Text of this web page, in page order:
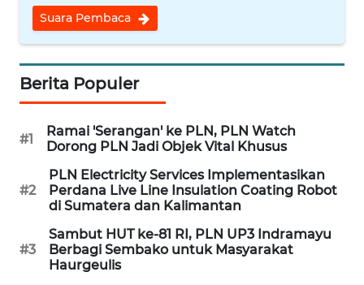
Suara Pembaca
Berita Populer
#1
Ramai 'Serangan' ke PLN, PLN Watch
Dorong PLN Jadi Objek Vital Khusus
#2
PLN Electricity Services Implementasikan
Perdana Live Line Insulation Coating Robot
di Sumatera dan Kalimantan
#3
Sambut HUT ke-81 RI, PLN UP3 Indramayu
Berbagi Sembako untuk Masyarakat
Haurgeulis
PERSONA
OTOMOTIF
HEALTH
WAHANA
DESA
WISATA
LAPAK
WAHANA